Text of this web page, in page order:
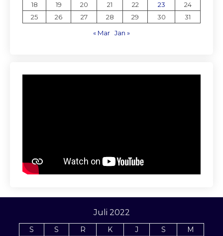
18
19 20 21 22 23
24
25
26 27 28 29 30
31
« Mar Jan »
Juli 2022
S S R K J S
M